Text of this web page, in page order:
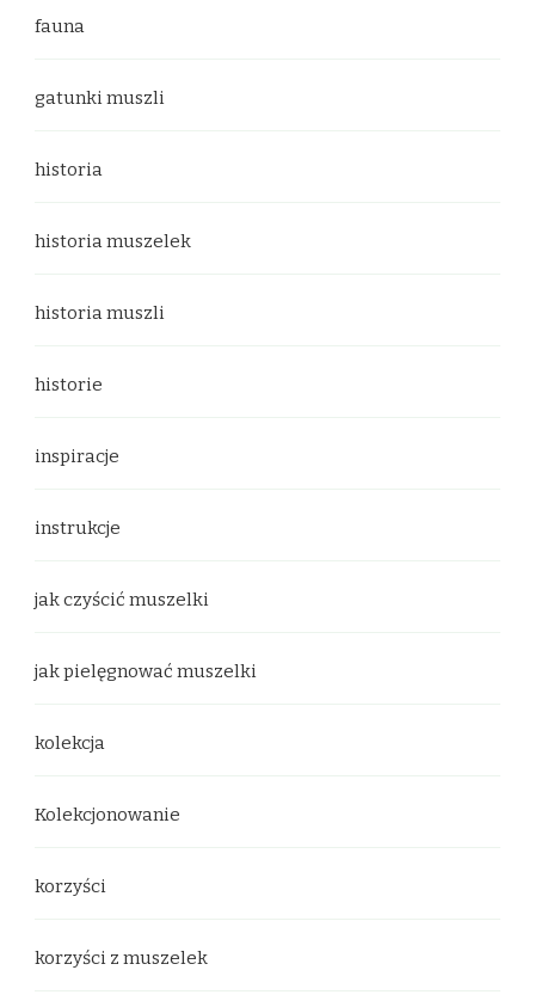
fauna
gatunki muszli
historia
historia muszelek
historia muszli
historie
inspiracje
instrukcje
jak czyścić muszelki
jak pielęgnować muszelki
kolekcja
Kolekcjonowanie
korzyści
korzyści z muszelek